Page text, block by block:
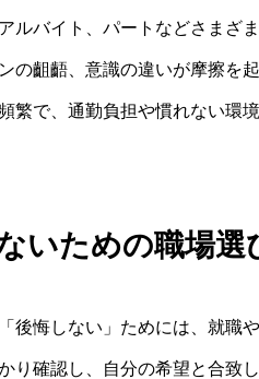
ルバイト、パートなどさまざ
の齟齬、意識の違いが摩擦を
繁で、通勤負担や慣れない環
いための職場選
後悔しない」ためには、就職
り確認し、自分の希望と合致